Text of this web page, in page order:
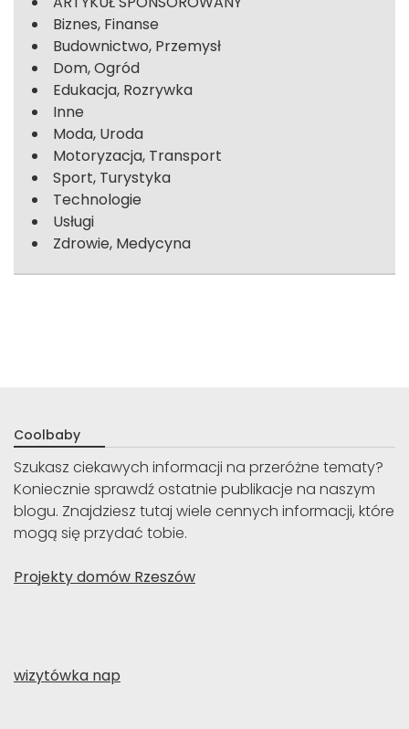
Biznes, Finanse
Budownictwo, Przemysł
Dom, Ogród
Edukacja, Rozrywka
Inne
Moda, Uroda
Motoryzacja, Transport
Sport, Turystyka
Technologie
Usługi
Zdrowie, Medycyna
Coolbaby
Szukasz ciekawych informacji na przeróżne tematy?
Koniecznie sprawdź ostatnie publikacje na naszym
blogu. Znajdziesz tutaj wiele cennych informacji, które
mogą się przydać tobie.
Projekty domów Rzeszów
wizytówka nap